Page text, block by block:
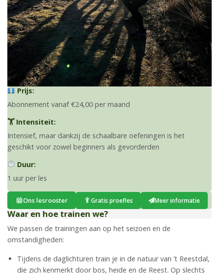
Prijs:
Abonnement vanaf €24,00 per maand
🏋️ Intensiteit:
Intensief, maar dankzij de schaalbare oefeningen is het
geschikt voor zowel beginners als gevorderden
Duur:
1 uur per les
Ons lesrooster Gratis proefles Meer informatie
Waar en hoe trainen we?
We passen de trainingen aan op het seizoen en de
omstandigheden:
Tijdens de daglichturen train je in de natuur van ’t Reestdal,
die zich kenmerkt door bos, heide en de Reest. Op slechts